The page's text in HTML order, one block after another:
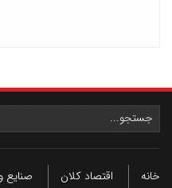
خانه اقتصاد کلان صنایع